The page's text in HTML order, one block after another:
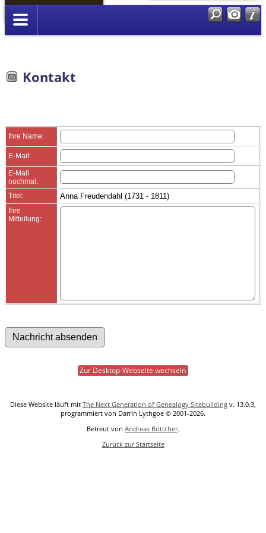
Anmelden
Kontakt
Ihre Name:
E-Mail:
E-Mail
nochmal:
Titel:
Anna Freudendahl (1731 - 1811)
Ihre
Mitteilung:
Zur Desktop-Webseite wechseln
Diese Website läuft mit The Next Generation of Genealogy Sitebuilding v. 13.0.3,
programmiert von Darrin Lythgoe © 2001-2026.
Betreut von Andreas Böttcher.
Zurück zur Startseite